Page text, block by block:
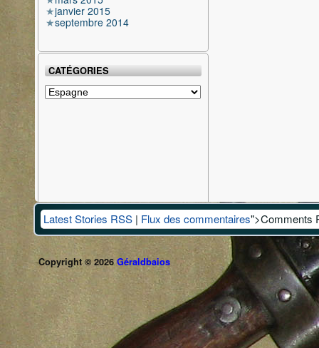
janvier 2015
septembre 2014
CATÉGORIES
Catégories
Latest Stories RSS | Flux des commentaires">Comments
Copyright © 2026Géraldbaios